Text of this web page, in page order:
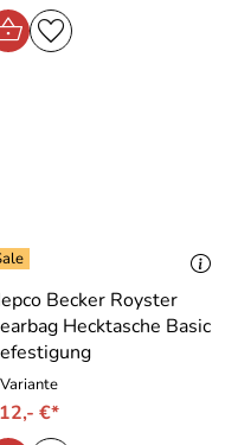
Becker Royster
Hecktasche Basic
€*